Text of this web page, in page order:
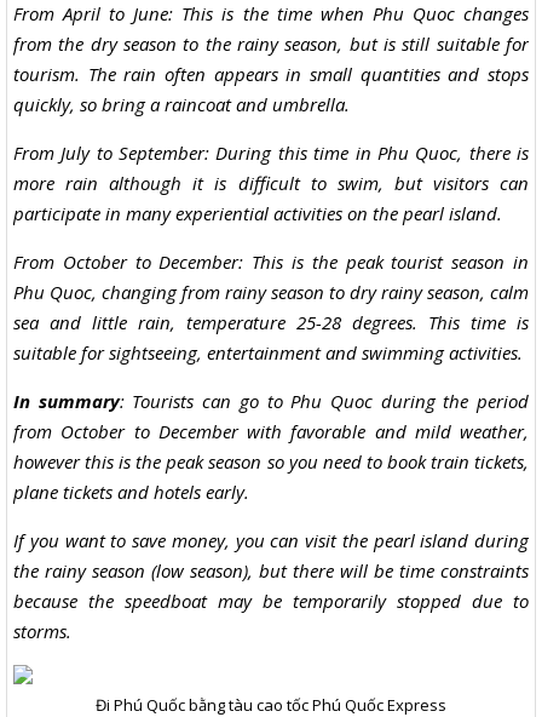
From April to June: This is the time when Phu Quoc changes
from the dry season to the rainy season, but is still suitable for
tourism. The rain often appears in small quantities and stops
quickly, so bring a raincoat and umbrella.
From July to September: During this time in Phu Quoc, there is
more rain although it is difficult to swim, but visitors can
participate in many experiential activities on the pearl island.
From October to December: This is the peak tourist season in
Phu Quoc, changing from rainy season to dry rainy season, calm
sea and little rain, temperature 25-28 degrees. This time is
suitable for sightseeing, entertainment and swimming activities.
In summary: Tourists can go to Phu Quoc during the period
from October to December with favorable and mild weather,
however this is the peak season so you need to book train tickets,
plane tickets and hotels early.
If you want to save money, you can visit the pearl island during
the rainy season (low season), but there will be time constraints
because the speedboat may be temporarily stopped due to
storms.
Đi Phú Quốc bằng tàu cao tốc Phú Quốc Express